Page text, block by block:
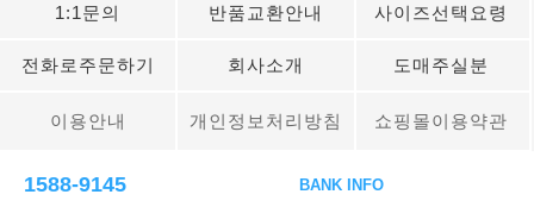
1:1문의 반품교환안내 사이즈선택요령
전화로주문하기 회사소개 도매주실분
이용안내 개인정보처리방침 쇼핑몰이용약관
1588-9145 BANK INFO